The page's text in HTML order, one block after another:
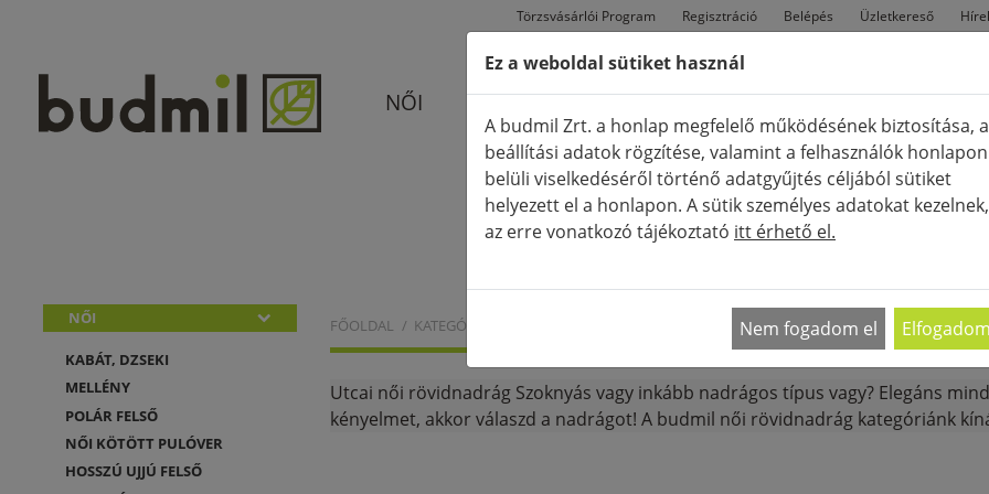
Törzsvásárlói Program Regisztráció Belépés Üzletkereső
NŐI FÉRFI TÁSKÁK CIPŐK
NŐI
KABÁT, DZSEKI
MELLÉNY
POLÁR FELSŐ
NŐI KÖTÖTT PULÓVER
HOSSZÚ UJJÚ FELSŐ
FŐOLDAL KATEGÓRIÁK UTCAI RÖVIDNADRÁG
Utcai női rövidnadrág Szoknyás vagy inkább nadrágos típus vagy? Elegáns
kényelmet, akkor válaszd a nadrágot! A budmil női rövidnadrág kategóriánk
Ez a weboldal sütiket használ
A budmil Zrt. a honlap megfelelő működésének biztosítása, a
beállítási adatok rögzítése, valamint a felhasználók honlapon
belüli viselkedéséről történő adatgyűjtés céljából sütiket
helyezett el a honlapon. A sütik személyes adatokat kezelnek,
az erre vonatkozó tájékoztató itt érhető el.
Nem fogadom el Elfogadom